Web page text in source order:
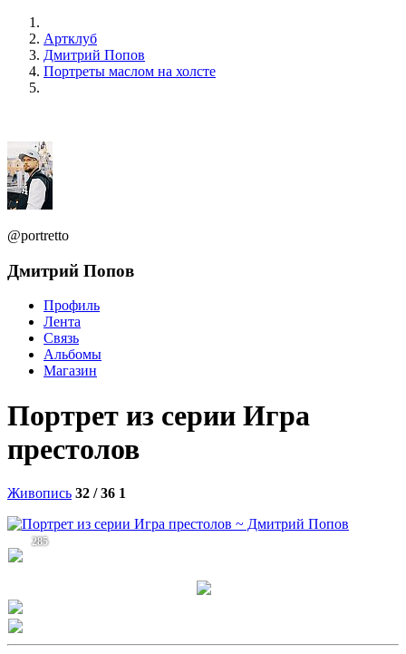
Артклуб
Дмитрий Попов
Портреты маслом на холсте
@portretto
Дмитрий Попов
Профиль
Лента
Связь
Альбомы
Магазин
Портрет из серии Игра
престолов
Живопись 32 / 36 1
285